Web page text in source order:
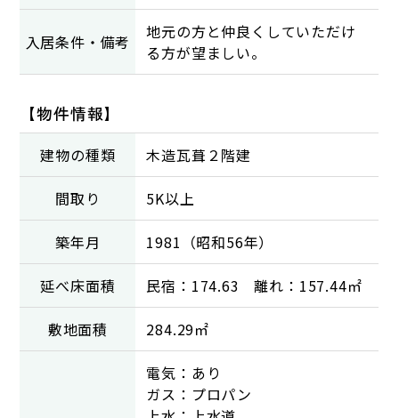
入居条件・備考
地元の方と仲良くしていただけ
る方が望ましい。
【物件情報】
建物の種類 木造瓦葺２階建
間取り 5K以上
築年月 1981（昭和56年）
延べ床面積 民宿：174.63 離れ：157.44㎡
敷地面積 284.29㎡
電気：あり
ガス：プロパン